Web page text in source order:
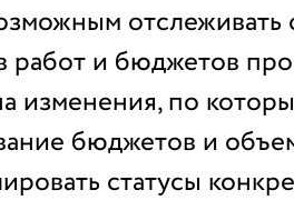
отслеживать
работ и бюджетов
изменения, по
бюджетов и
статусы